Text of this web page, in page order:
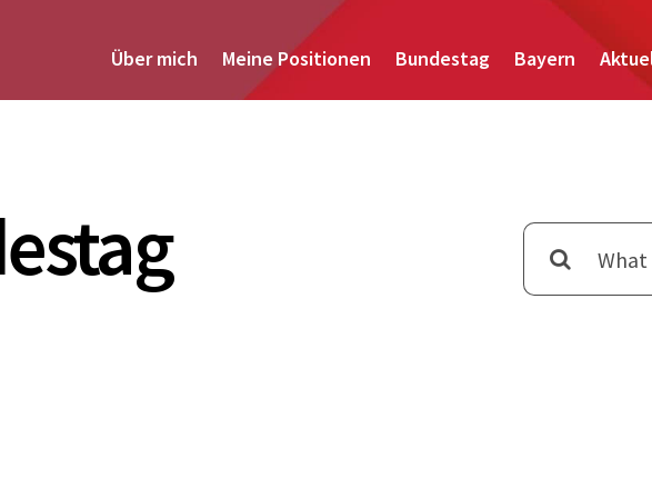
Über mich Meine Positionen Bundestag Bayern
Suche
nach: